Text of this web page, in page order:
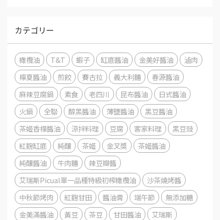
カテゴリー
橄欖油 T&T 蝦子 缸底醬油 金美好醬油
滷肉
檸夏醬油
煎餃 賽古拉 義大利麵
春源醬油
麻辣豆腐鍋
素食 老四川 昆布醬油
日式醬油
火鍋
全聯 醇黑醬油 薄鹽醬油
黑豆醬油
茶姬香檬醬油
涼拌料理 豆腐 客家料理
黑豆豉
紅麴缸底
純釀 茶姬 金叉獎
茶姬醬油
純釀醬油
牛肉麵
辣豆瓣醬
艾瑞斯Picual單一品種特級初榨橄欖油
沙茶燒烤醬
中秋節烤肉
紅麴甘田 醬油膏 端午節
無添加糖
金美滿醬油
黃豆 茶豆 甘田醬油
艾瑞斯